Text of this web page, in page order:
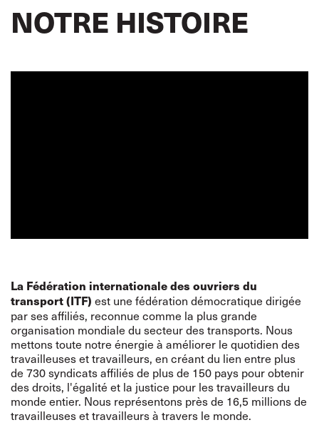
NOTRE HISTOIRE
La Fédération internationale des ouvriers du
transport (ITF) est une fédération démocratique dirigée
par ses affiliés, reconnue comme la plus grande
organisation mondiale du secteur des transports. Nous
mettons toute notre énergie à améliorer le quotidien des
travailleuses et travailleurs, en créant du lien entre plus
de 730 syndicats affiliés de plus de 150 pays pour obtenir
des droits, l'égalité et la justice pour les travailleurs du
monde entier. Nous représentons près de 16,5 millions de
travailleuses et travailleurs à travers le monde.